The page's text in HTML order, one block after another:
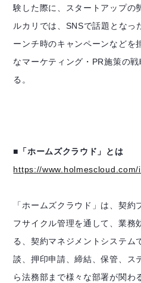
験した際に、スタートアップの
ルカリでは、SNSで話題となっ
ーンチ時のキャンペーンなどを
なマーケティング・PR施策の
る。
■「ホームズクラウド」とは
https://
「ホームズクラウド」は、契
フサイクル管理を通して、業務
る、契約マネジメントシステム
談、押印申請、締結、保管、ス
ら法務部まで様々な部署が関わ